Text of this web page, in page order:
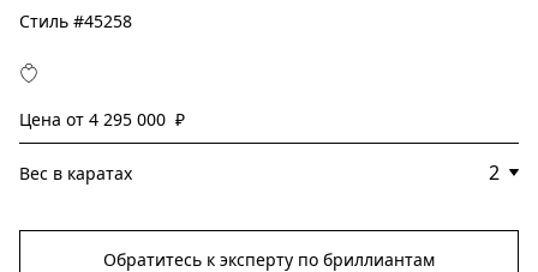
Стиль #45258
Цена от 4 295 000 ₽
Вес в каратах
Обратитесь к эксперту по бриллиантам